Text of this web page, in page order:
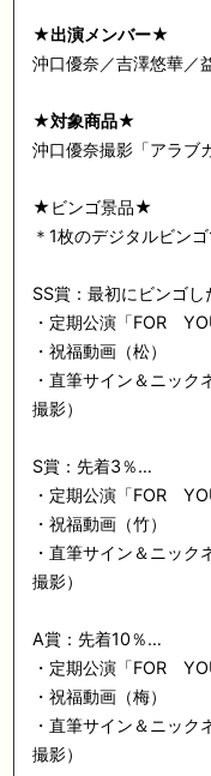
★出演メンバー★
沖口優奈／吉澤悠華／
★対象商品★
沖口優奈撮影「アラ
★ビンゴ景品★
＊1枚のデジタルビン
SS賞：最初にビンゴ
・定期公演「FOR
・祝福動画（松）
・直筆サイン＆ニック
撮影）
S賞：先着3％…
・定期公演「FOR
・祝福動画（竹）
・直筆サイン＆ニック
撮影）
A賞：先着10％…
・定期公演「FOR
・祝福動画（梅）
・直筆サイン＆ニック
撮影）